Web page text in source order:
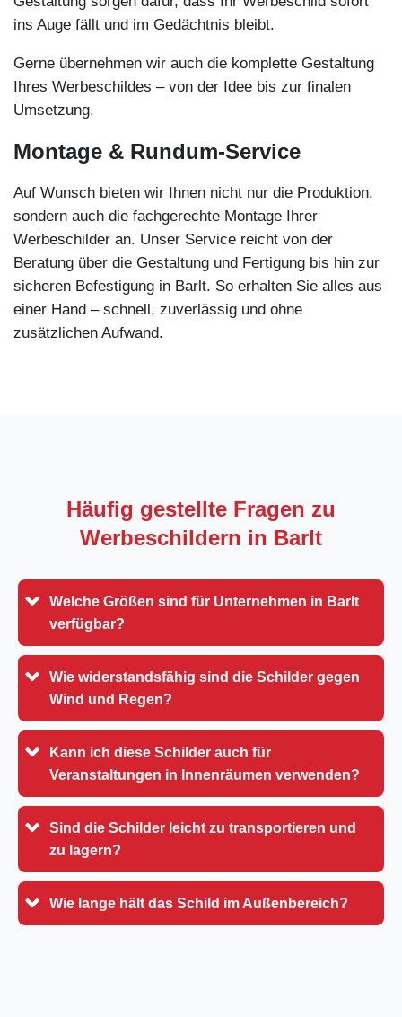
ins Auge fällt und im Gedächtnis bleibt.
Gerne übernehmen wir auch die komplette Gestaltung
Ihres Werbeschildes – von der Idee bis zur finalen
Umsetzung.
Montage & Rundum-Service
Auf Wunsch bieten wir Ihnen nicht nur die Produktion,
sondern auch die fachgerechte Montage Ihrer
Werbeschilder an. Unser Service reicht von der
Beratung über die Gestaltung und Fertigung bis hin zur
sicheren Befestigung in Barlt. So erhalten Sie alles aus
einer Hand – schnell, zuverlässig und ohne
zusätzlichen Aufwand.
Häufig gestellte Fragen zu
Werbeschildern in Barlt
Welche Größen sind für Unternehmen in Barlt
verfügbar?
Wie widerstandsfähig sind die Schilder gegen
Wind und Regen?
Kann ich diese Schilder auch für
Veranstaltungen in Innenräumen verwenden?
Sind die Schilder leicht zu transportieren und
zu lagern?
Wie lange hält das Schild im Außenbereich?